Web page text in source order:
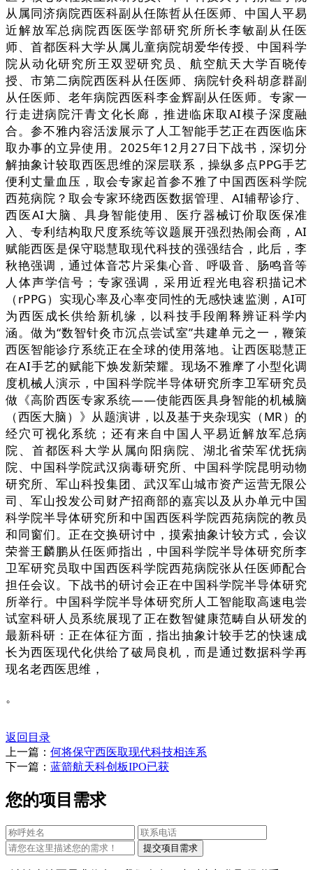
从属同济病院西医科副从任陈哲从任医师、中国人平易
近解放军总病院西医医学部研究所所长李敏副从任医
师、首都医科大学从属儿童病院胡爱华传授、中国科学
院从动化研究所王双翌研究员、航空航天大学百晓传
授、市第二病院西医科从任医师、病院针灸科胡彦群副
从任医师、老年病院西医科李金辉副从任医师。专家一
行走进病院汗青文化长廊，推进临床取AI模子深度融
合。参不雅内容活泼展示了人工智能手艺正在西医临床
取办事的立异使用。2025年12月27日下战书，深切分
解抽象计较取西医思维的深层联系，操纵多点PPG手艺
便利丈量血压，取会专家起首参不雅了中国西医科学院
西苑病院？取会专家环绕西医数据管理、AI辅帮诊疗、
西医AI大脑、具身智能使用、医疗器械订价取医保准
入、专利结构取尺度系统等议题展开强烈热闹会商，AI
赋能西医是保守聪慧取现代科技的强强结合，此后，李
秋艳强调，通过体音芯片采集心音、呼吸音、肠鸣音等
人体声学信号；专家强调，采用近程光电容积描记术
（rPPG）实现心率及心率变同性的无感快速监测，AI可
为西医成长供给新机缘，以科技手段阐释辨证科学内
涵。做为“数智针灸市沉点尝试室”共建单元之一，鞭策
西医智能诊疗系统正在全球的使用落地。让西医聪慧正
在AI手艺的赋能下焕发新荣耀。现场不雅摩了小型化调
度机械人演示，中国科学院半导体研究所李卫军研究员
做《高阶西医专家系统——使能西医具身智能的机械脑
（西医大脑）》从题演讲，以及基于夹杂现实（MR）的
经穴可视化系统；还有来自中国人平易近解放军总病
院、首都医科大学从属向阳病院、湖北省荣军优抚病
院、中国科学院武汉病毒研究所、中国科学院昆明动物
研究所、军山科投集团、武汉军山城市资产运营无限公
司、军山投发公司财产招商部的嘉宾以及从办单元中国
科学院半导体研究所和中国西医科学院西苑病院的教员
和同窗们。正在交换研讨中，摸索抽象计较方式，会议
荣誉王麟鹏从任医师指出，中国科学院半导体研究所李
卫军研究员取中国西医科学院西苑病院张从任医师配合
担任会议。下战书的研讨会正在中国科学院半导体研究
所举行。中国科学院半导体研究所人工智能取高速电尝
试室科研人员系统展现了正在数智健康范畴自从研发的
最新科研：正在体征方面，指出抽象计较手艺的快速成
长为西医现代化供给了破局良机，而是通过数据科学再
现名老西医思维，
。
返回目录
上一篇： 何将保守西医取现代科技相连系
下一篇： 蓝箭航天科创板IPO已获
您的项目需求